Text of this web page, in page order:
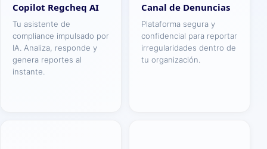
Copilot Regcheq AI
Tu asistente de
compliance impulsado por
IA. Analiza, responde y
genera reportes al
instante.
Canal de Denuncias
Plataforma segura y
confidencial para reportar
irregularidades dentro de
tu organización.